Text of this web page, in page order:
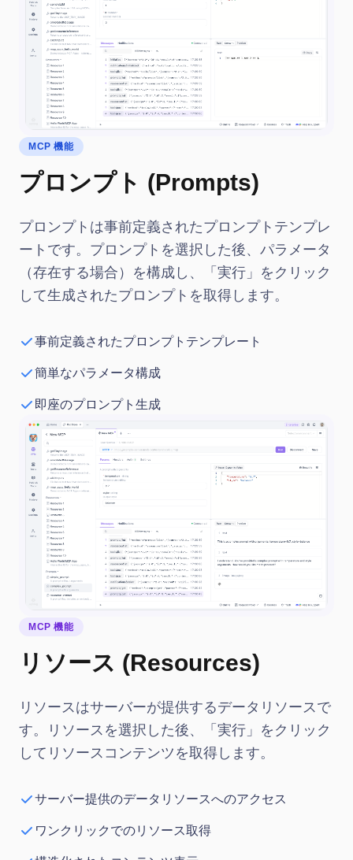
MCP 機能
プロンプト (Prompts)
プロンプトは事前定義されたプロンプトテンプレ
ートです。プロンプトを選択した後、パラメータ
（存在する場合）を構成し、「実行」をクリック
して生成されたプロンプトを取得します。
事前定義されたプロンプトテンプレート
簡単なパラメータ構成
即座のプロンプト生成
MCP 機能
リソース (Resources)
リソースはサーバーが提供するデータリソースで
す。リソースを選択した後、「実行」をクリック
してリソースコンテンツを取得します。
サーバー提供のデータリソースへのアクセス
ワンクリックでのリソース取得